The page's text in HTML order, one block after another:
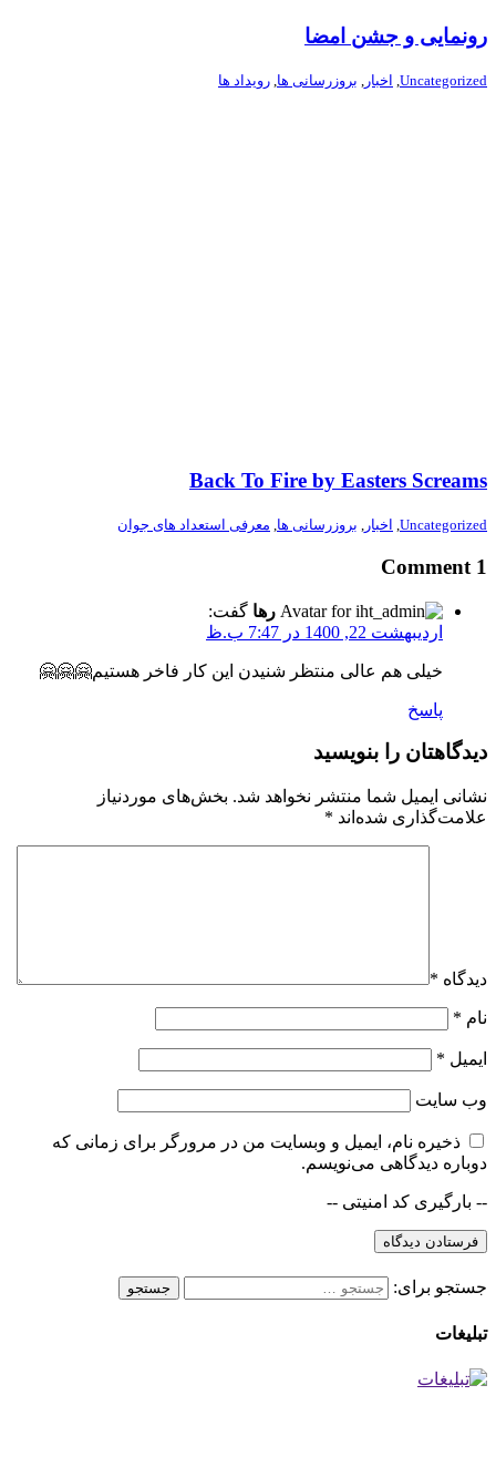
رونمایی و جشن امضا
Uncategorized اخبار بروزرسانی ها رویداد ها
Back To Fire by Easters Screams
Uncategorized
, اخبار , بروزرسانی ها, معرفی استعداد های جوان
1 Comment
رها گفت:
اردیبهشت 22, 1400 در 7:47 ب.ظ
خیلی هم عالی منتظر شنیدن این کار فاخر هستیم🤗🤗🤗
پاسخ
دیدگاهتان را بنویسید
نشانی ایمیل شما منتشر نخواهد شد. بخش‌های موردنیاز
علامت‌گذاری شده‌اند *
دیدگاه *
نام *
ایمیل *
وب‌ سایت
ذخیره نام، ایمیل و وبسایت من در مرورگر برای زمانی که
دوباره دیدگاهی می‌نویسم.
-- بارگیری کد امنیتی --
جستجو برای:
تبلیغات